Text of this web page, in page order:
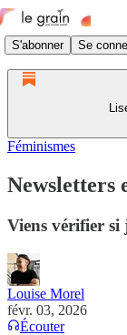
S'abonner Se
Féminismes
Newsletters
Viens vérifier si
Louise Morel
févr. 03, 2026
Écouter